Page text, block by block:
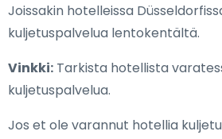
Joissakin hotelleissa
kuljetuspalvelua lentokentältä.
Vinkki: Tarkista hotellista
kuljetuspalvelua.
Jos et ole varannut hotellia